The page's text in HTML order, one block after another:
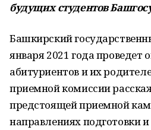
будущих студентов
Башкирский
января 2021 года проведет
абитуриентов и их
приемной комиссии
предстоящей приемной
направлениях подготовки